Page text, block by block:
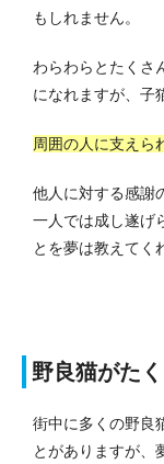
もしれません。
わらわらとたくさ
になれますが、子
周囲の人に支えら
他人に対する感謝
一人では成し遂げ
とを夢は教えてく
野良猫がた
街中に多くの野良
とがありますが、